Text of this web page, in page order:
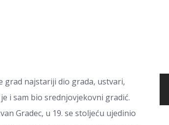
grad najstariji dio grada, ustvari,
i sam bio srednjovjekovni gradić.
Gradec, u 19. se stoljeću ujedinio